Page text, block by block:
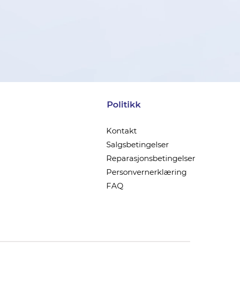
Politikk
Kontakt
Salgsbetingelser
Reparasjonsbetingelser
Personvernerklæring
FAQ